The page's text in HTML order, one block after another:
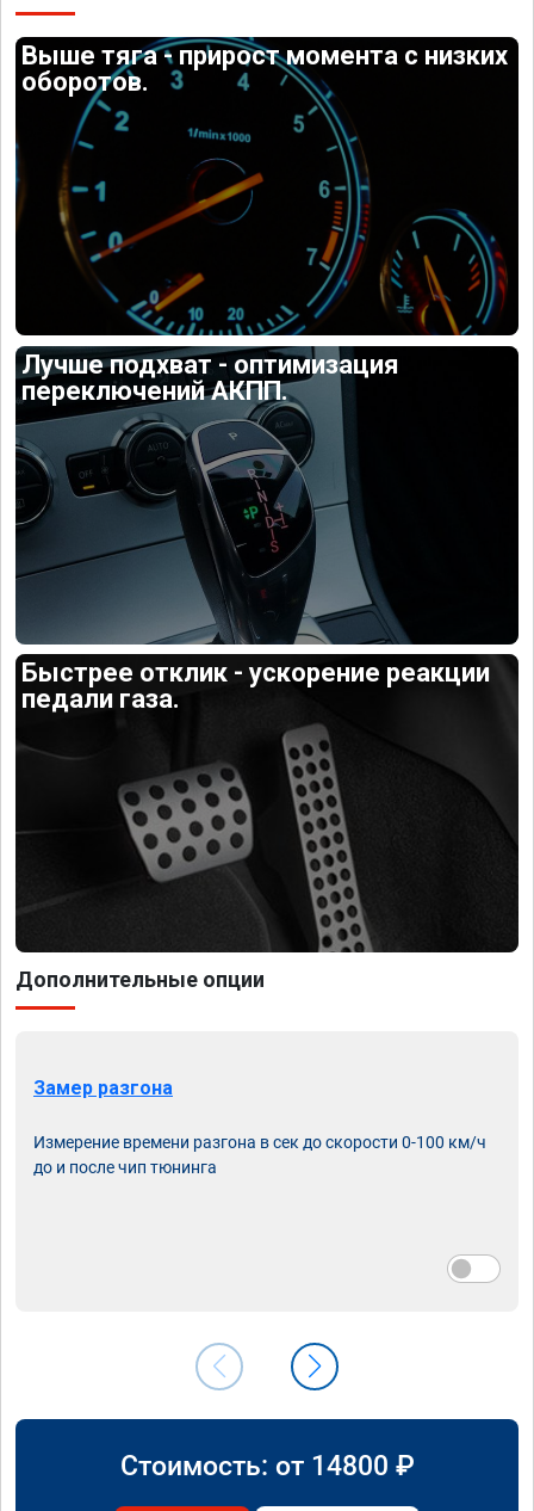
Выше тяга - прирост момента с низких
оборотов.
Лучше подхват - оптимизация
переключений АКПП.
Быстрее отклик - ускорение реакции
педали газа.
Дополнительные опции
Замер разгона
Измерение времени разгона в сек до скорости 0-100 км/ч
до и после чип тюнинга
Стоимость: от 14800 ₽